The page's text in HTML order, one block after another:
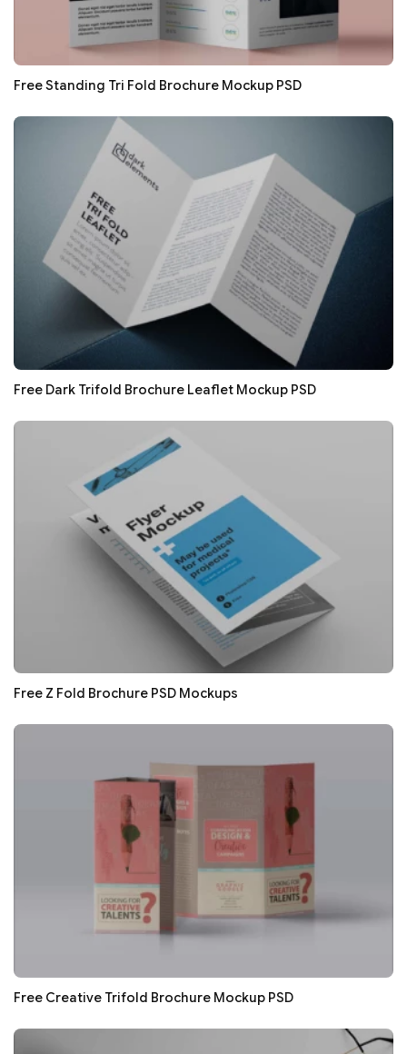
Free Standing Tri Fold Brochure Mockup PSD
Free Dark Trifold Brochure Leaflet Mockup PSD
Free Z Fold Brochure PSD Mockups
Free Creative Trifold Brochure Mockup PSD